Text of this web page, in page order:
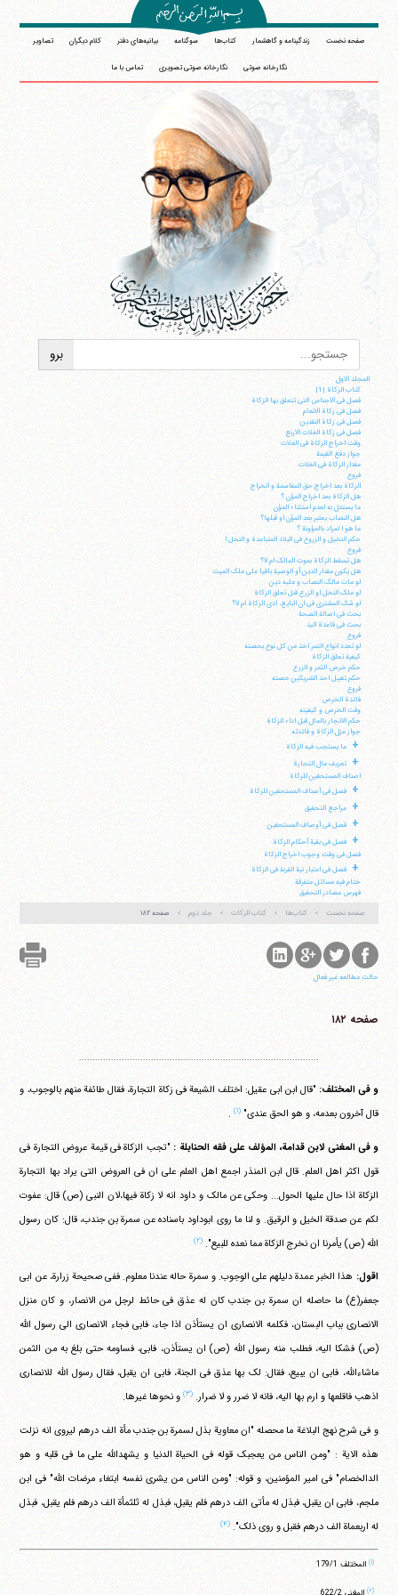
صفحه نخست زندگینامه و گاهشمار کتاب‌ها سوگنامه بیانیه‌های دفتر کلام دیگران تصاویر
نگارخانه صوتی نگارخانه صوتی تصویری تماس با ما
المجلد الاول
کتاب الزکاة |1|
فصل فی الاجناس التی تتعلق بها الزکاة
فصل فی زکاة الانعام
فصل فی زکاة النقدین
فصل فی زکاة الغلات الاربع
وقت اخراج الزکاة فی الغلات
جواز دفع القیمة
مقدار الزکاة فی الغلات
فروع
الزکاة بعد اخراج حق المقاسمة و الخراج
هل الزکاة بعد اخراج المؤن ؟
ما یستدل به لعدم استثناء المؤن
هل النصاب یعتبر بعد المؤن او قبلها؟
ما هو ا لمراد بالمؤونة ؟
حکم النخیل و الزروع فی البلاد المتباعدة و النخل ا
فروع
هل تسقط الزکاة بموت المالک ام لا؟
هل یکون مقدار الدین أو الوصیة باقیا علی ملک المیت
لو مات مالک النصاب و علیه دین
لو ملک النخل او الزرع قبل تعلق الزکاة
لو شک المشتری فی ان البایع، ادی الزکاة ام لا؟
بحث فی اصالة الصحة
بحث فی قاعدة الید
فروع
لو تعدد انواع التمر اخذ من کل نوع بحصته
کیفیة تعلق الزکاة
حکم خرص الثمر و الزرع
حکم تقبیل احد الشریکین حصته
فروع
فائدة الخرص
وقت الخرص و کیفیته
حکم الاتجار بالمال قبل اداء الزکاة
جواز عزل الزکاة و فائدته
+ ما یستجب فیه الزکاة
+
تعریف مال التجارة
اصناف المستحقین للزکاة
+ فصل فی أصناف المستحقین للزکاة
+ مراجع التحقیق
+ فصل فی أوصاف المستحقین
+
فصل فی بقیة أحکام الزکاة
فصل فی وقت وجوب اخراج الزکاة
+
فصل فی اعتبار نیة القربة فی الزکاة
ختام فیه مسائل متفرقة
فهرس مصادر التحقیق
صفحه نخست
کتاب‌ها کتاب الزکات جلد دوم صفحه ۱۸۲
حالت مطالعه غیر فعال
صفحه ۱۸۲
..........................................................................................
و فی المختلف: "قال ابن ابی عقیل: اختلف الشیعة فی زکاة التجارة، فقال طائفة منهم بالوجوب، و
قال آخرون بعدمه، و هو الحق عندی"(۱) .
و فی المغنی لابن قدامة، المؤلف علی فقه الحنابلة : "تجب الزکاة فی قیمة عروض التجارة فی
قول اکثر اهل العلم. قال ابن المنذر اجمع اهل العلم علی ان فی العروض التی یراد بها التجارة
الزکاة اذا حال علیها الحول... وحکی عن مالک و داود انه لا زکاة فیها،لان النبی (ص) قال: عفوت
لکم عن صدقة الخیل و الرقیق. و لنا ما روی ابوداود باسناده عن سمرة بن جندب، قال: کان رسول
الله (ص) یأمرنا ان نخرج الزکاة مما نعده للبیع".(۲)
اقول: هذا الخبر عمدة دلیلهم علی الوجوب. و سمرة حاله عندنا معلوم. ففی صحیحة زرارة، عن ابی
جعفر(ع) ما حاصله ان سمرة بن جندب کان له عذق فی حائط لرجل من الانصار، و کان منزل
الانصاری بباب البستان، فکلمه الانصاری ان یستأذن اذا جاء، فابی فجاء الانصاری الی رسول الله
(ص) فشکا الیه، فطلب منه رسول الله (ص) ان یستأذن، فابی، فساومه حتی بلغ به من الثمن
ماشاءالله، فابی ان یبیع، فقال: لک بها عذق فی الجنة، فابی ان یقبل، فقال رسول الله للانصاری
اذهب فاقلعها و ارم بها الیه، فانه لا ضرر و لا ضرار.(۳) و نحوها غیرها.
و فی شرح نهج البلاغة ما محصله "ان معاویة بذل لسمرة بن جندب مأة الف درهم لیروی انه نزلت
هذه الایة : "ومن الناس من یعجبک قوله فی الحیاة الدنیا و یشهدالله علی ما فی قلبه و هو
الدالخصام" فی امیر المؤمنین، و قوله: "ومن الناس من یشری نفسه ابتغاء مرضات الله" فی ابن
ملجم، فابی ان یقبل، فبذل له مأتی الف درهم فلم یقبل، فبذل له ثلثمأة الف درهم فلم یقبل، فبذل
له اربعماة الف درهم فقبل و روی ذلک".(۴)
(۱) المختلف 179/1
(۲)